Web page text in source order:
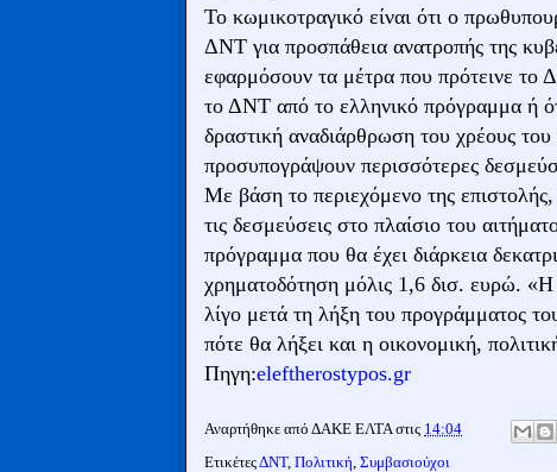
Το κωμικοτραγικό είναι ότι ο
ΔΝΤ για προσπάθεια ανατροπής της
εφαρμόσουν τα μέτρα που πρότεινε το
το ΔΝΤ από το ελληνικό πρόγραμμα ή
δραστική αναδιάρθρωση του χρέους
προσυπογράψουν περισσότερες
Με βάση το περιεχόμενο της
τις δεσμεύσεις στο πλαίσιο του
πρόγραμμα που θα έχει διάρκεια
χρηματοδότηση μόλις 1,6 δισ. ευρώ.
λίγο μετά τη λήξη του προγράμματος
πότε θα λήξει και η οικονομική,
Πηγη:eleftherostypos.gr
Αναρτήθηκε από ΔΑΚΕ ΕΛΤΑ στις 14:04
ΕτικέτεςΔΝΤ, Πολιτική Συμβασιούχοι